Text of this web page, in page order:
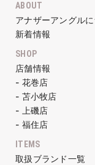
ABOUT
アナザーアングル
新着情報
SHOP
店舗情報
- 花巻店
- 苫小牧店
- 上磯店
- 福住店
ITEMS
取扱ブランド一覧